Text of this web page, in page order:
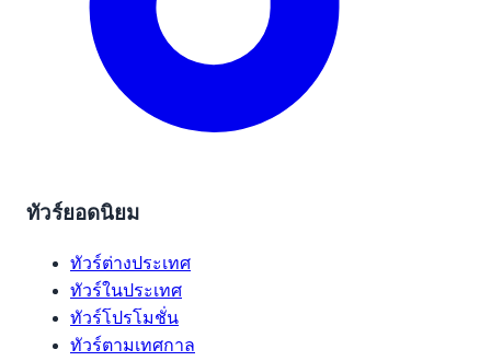
ทัวร์ยอดนิยม
ทัวร์ต่างประเทศ
ทัวร์ในประเทศ
ทัวร์โปรโมชั่น
ทัวร์ตามเทศกาล